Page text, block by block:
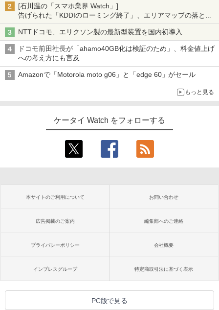
[石川温の「スマホ業界 Watch」]
告げられた「KDDIのローミング終了」、エリアマップの落とし
穴と楽天モバイルの課題
NTTドコモ、エリクソン製の最新型装置を国内初導入
ドコモ前田社長が「ahamo40GB化は検証のため」、料金値上げ
への考え方にも言及
Amazonで「Motorola moto g06」と「edge 60」がセール
もっと見る
ケータイ Watch をフォローする
本サイトのご利用について お問い合わせ
広告掲載のご案内 編集部へのご連絡
プライバシーポリシー 会社概要
インプレスグループ 特定商取引法に基づく表示
PC版で見る